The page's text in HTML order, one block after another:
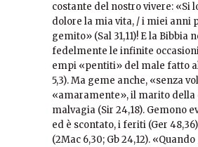
costante del nostro vivere: «Si
dolore la mia vita, / i miei anni
gemito» (Sal 31,11)! E la Bibbia
fedelmente le infinite
empi «pentiti» del male fatto
5,3). Ma geme anche, «senza
«amaramente», il marito della
malvagia (Sir 24,18). Gemono
ed è scontato, i feriti (Ger
(2Mac 6,30; Gb 24,12).